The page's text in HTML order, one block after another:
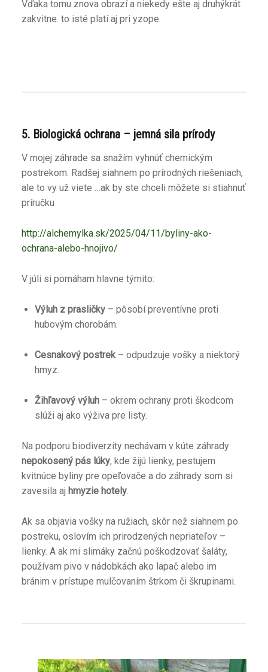
Vďaka tomu znova obrazí a niekedy ešte aj druhýkrát
zakvitne. to isté platí aj pri yzope.
5. Biologická ochrana – jemná sila prírody
V mojej záhrade sa snažím vyhnúť chemickým
postrekom. Radšej siahnem po prírodných riešeniach,
ale to vy už viete …ak by ste chceli môžete si stiahnuť
príručku
http://alchemylka.sk/2025/04/11/byliny-ako-
ochrana-alebo-hnojivo/
V júli si pomáham hlavne týmito:
Výluh z prasličky– pôsobí preventívne proti
hubovým chorobám.
Cesnakový postrek– odpudzuje vošky a niektorý
hmyz.
Žihľavový výluh– okrem ochrany proti škodcom
slúži aj ako výživa pre listy.
Na podporu biodiverzity nechávam v kúte záhrady
nepokosený pás lúky, kde žijú lienky, pestujem
kvitnúce byliny pre opeľovače a do záhrady som si
zavesila aj hmyzie hotely.
Ak sa objavia vošky na ružiach, skôr než siahnem po
postreku, oslovím ich prirodzených nepriateľov –
lienky. A ak mi slimáky začnú poškodzovať šaláty,
používam pivo v nádobkách ako lapač alebo im
bránim v prístupe mulčovaním štrkom či škrupinami.